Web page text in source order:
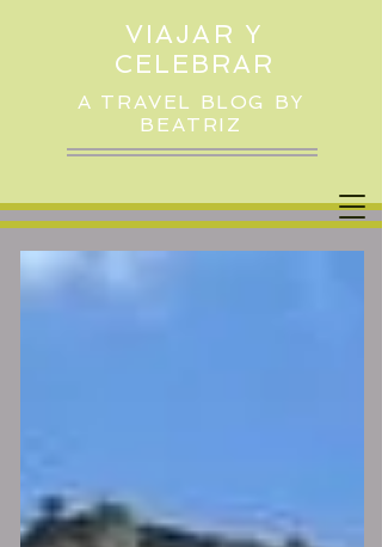
VIAJAR Y
CELEBRAR
A TRAVEL BLOG BY
BEATRIZ